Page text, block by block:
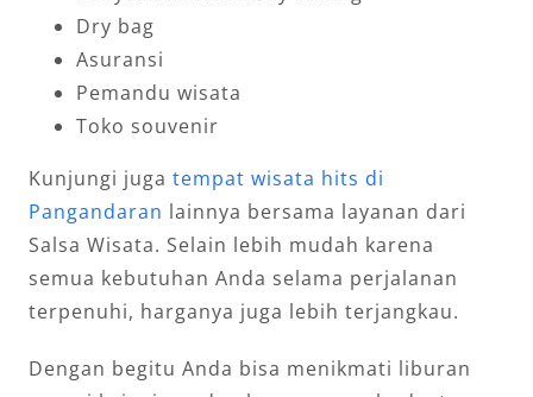
Dry bag
Asuransi
Pemandu wisata
Toko souvenir
Kunjungi juga tempat wisata hits di
Pangandaran lainnya bersama layanan dari
Salsa Wisata. Selain lebih mudah karena
semua kebutuhan Anda selama perjalanan
terpenuhi, harganya juga lebih terjangkau.
Dengan begitu Anda bisa menikmati liburan